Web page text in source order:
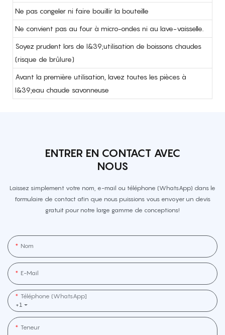
Ne pas congeler ni faire bouillir la bouteille
Ne convient pas au four à micro-ondes ni au lave-vaisselle.
Soyez prudent lors de l&39;utilisation de boissons chaudes
(risque de brûlure)
Avant la première utilisation, lavez toutes les pièces à
l&39;eau chaude savonneuse
ENTRER EN CONTACT AVEC
NOUS
Laissez simplement votre nom, e-mail ou téléphone (WhatsApp) dans le
formulaire de contact afin que nous puissions vous envoyer un devis
gratuit pour notre large gamme de conceptions!
Nom
E-Mail
+1
Téléphone (WhatsApp]
Teneur